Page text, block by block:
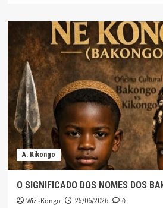
FURTO
NAS
PLANTAçÕES
DE
CAFÉ
NO
UÍGE
A. Kikongo
O SIGNIFICADO DOS NOMES DOS
Wizi-Kongo 25/06/2026
0